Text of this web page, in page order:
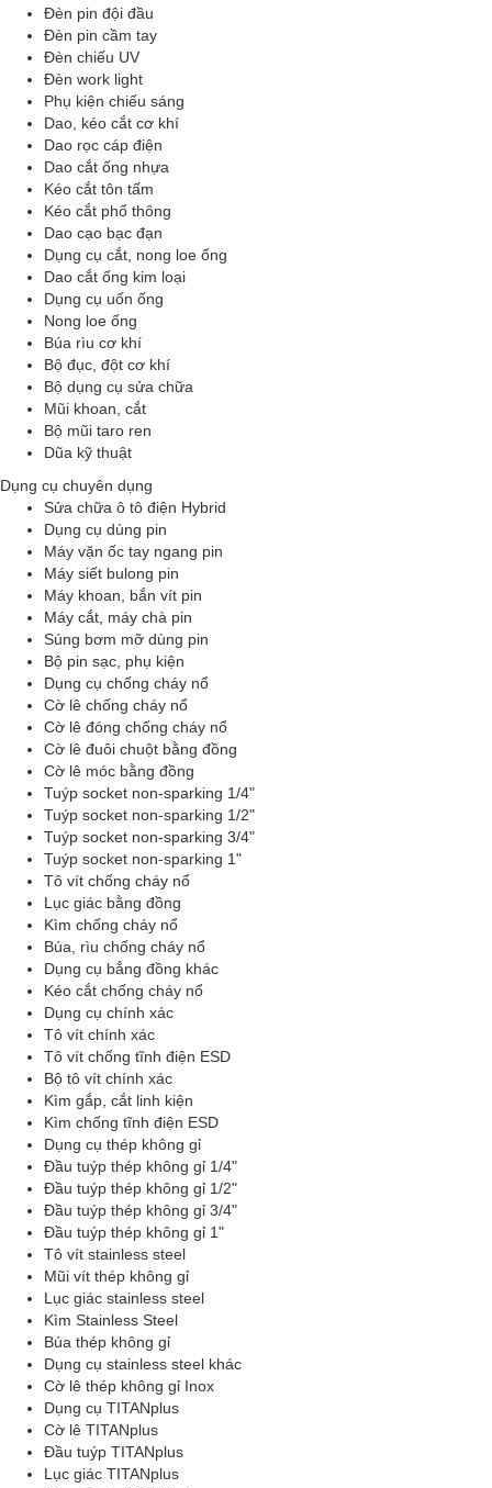
Đèn pin đội đầu
Đèn pin cầm tay
Đèn chiếu UV
Đèn work light
Phụ kiện chiếu sáng
Dao, kéo cắt cơ khí
Dao rọc cáp điện
Dao cắt ống nhựa
Kéo cắt tôn tấm
Kéo cắt phổ thông
Dao cạo bạc đạn
Dụng cụ cắt, nong loe ống
Dao cắt ống kim loại
Dụng cụ uốn ống
Nong loe ống
Búa rìu cơ khí
Bộ đục, đột cơ khí
Bộ dụng cụ sửa chữa
Mũi khoan, cắt
Bộ mũi taro ren
Dũa kỹ thuật
Dụng cụ chuyên dụng
Sửa chữa ô tô điện Hybrid
Dụng cụ dùng pin
Máy vặn ốc tay ngang pin
Máy siết bulong pin
Máy khoan, bắn vít pin
Máy cắt, máy chà pin
Súng bơm mỡ dùng pin
Bộ pin sạc, phụ kiện
Dụng cụ chống cháy nổ
Cờ lê chống cháy nổ
Cờ lê đóng chống cháy nổ
Cờ lê đuôi chuột bằng đồng
Cờ lê móc bằng đồng
Tuýp socket non-sparking 1/4"
Tuýp socket non-sparking 1/2"
Tuýp socket non-sparking 3/4"
Tuýp socket non-sparking 1"
Tô vít chống cháy nổ
Lục giác bằng đồng
Kìm chống cháy nổ
Búa, rìu chống cháy nổ
Dụng cụ bẳng đồng khác
Kéo cắt chống cháy nổ
Dụng cụ chính xác
Tô vít chính xác
Tô vít chống tĩnh điện ESD
Bộ tô vít chính xác
Kìm gắp, cắt linh kiện
Kìm chống tĩnh điện ESD
Dụng cụ thép không gỉ
Đầu tuýp thép không gỉ 1/4"
Đầu tuýp thép không gỉ 1/2"
Đầu tuýp thép không gỉ 3/4"
Đầu tuýp thép không gỉ 1"
Tô vít stainless steel
Mũi vít thép không gỉ
Lục giác stainless steel
Kìm Stainless Steel
Búa thép không gỉ
Dụng cụ stainless steel khác
Cờ lê thép không gỉ Inox
Dụng cụ TITANplus
Cờ lê TITANplus
Đầu tuýp TITANplus
Lục giác TITANplus